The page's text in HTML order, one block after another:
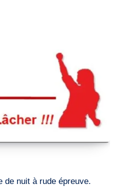
de nuit à rude épreuve.